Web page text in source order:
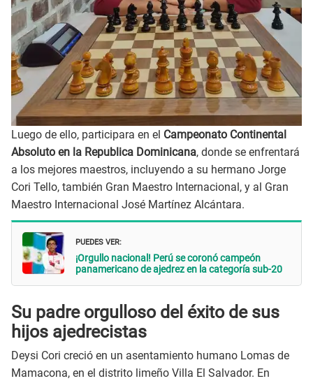
Luego de ello, participara en el Campeonato Continental
Absoluto en la Republica Dominicana, donde se enfrentará
a los mejores maestros, incluyendo a su hermano Jorge
Cori Tello, también Gran Maestro Internacional, y al Gran
Maestro Internacional José Martínez Alcántara.
PUEDES VER:
¡Orgullo nacional! Perú se coronó campeón
panamericano de ajedrez en la categoría sub-20
Su padre orgulloso del éxito de sus
hijos ajedrecistas
Deysi Cori creció en un asentamiento humano Lomas de
Mamacona, en el distrito limeño Villa El Salvador. En